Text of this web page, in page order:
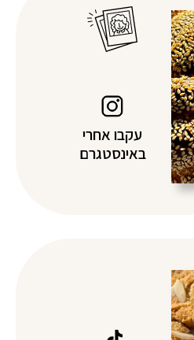
עקבו אחרי
באינסטגרם